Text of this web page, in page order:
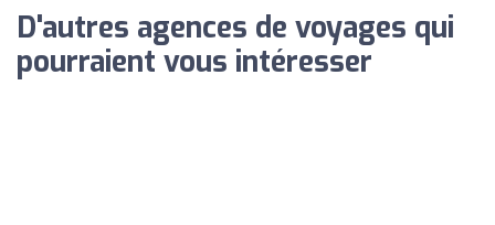
D'autres agences de voyages qui
pourraient vous intéresser